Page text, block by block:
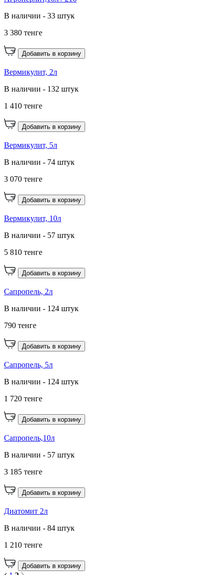
В наличии - 33 штук
3 380 тенге
Добавить в корзину
Вермикулит, 2л
В наличии - 132 штук
1 410 тенге
Добавить в корзину
Вермикулит, 5л
В наличии - 74 штук
3 070 тенге
Добавить в корзину
Вермикулит, 10л
В наличии - 57 штук
5 810 тенге
Добавить в корзину
Сапропель, 2л
В наличии - 124 штук
790 тенге
Добавить в корзину
Сапропель, 5л
В наличии - 124 штук
1 720 тенге
Добавить в корзину
Сапропель,10л
В наличии - 57 штук
3 185 тенге
Добавить в корзину
Диатомит 2л
В наличии - 84 штук
1 210 тенге
Добавить в корзину